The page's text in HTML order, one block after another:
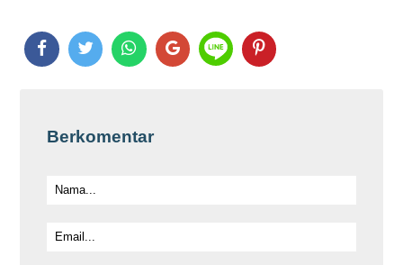
Berkomentar